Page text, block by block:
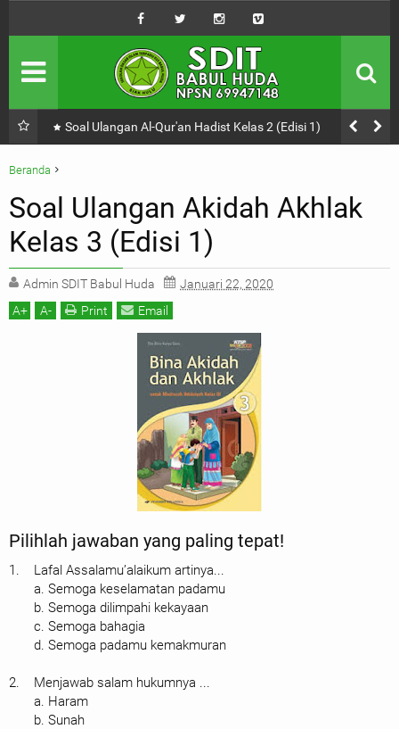
Manfaat Kesehatan Makan Sambil Duduk
Beranda
Akidah Akhlak
Belajar
Soal Ulangan Akidah Akhlak Kelas 3 (Edisi 1)
Soal Ulangan Akidah Akhlak
Kelas 3 (Edisi 1)
Admin SDIT Babul Huda
Januari 22, 2020
A+ A- Print Email
Pilihlah jawaban yang paling tepat!
1. Lafal Assalamu’alaikum artinya...
a. Semoga keselamatan padamu
b. Semoga dilimpahi kekayaan
c. Semoga bahagia
d. Semoga padamu kemakmuran
2. Menjawab salam hukumnya ...
a. Haram
b. Sunah
SDIT Babul Huda
Tendik Majelis Guru
Kabar Kegiatan Sekolah
Belajar Online Mencari Ilmu Itu Wajib Yah!